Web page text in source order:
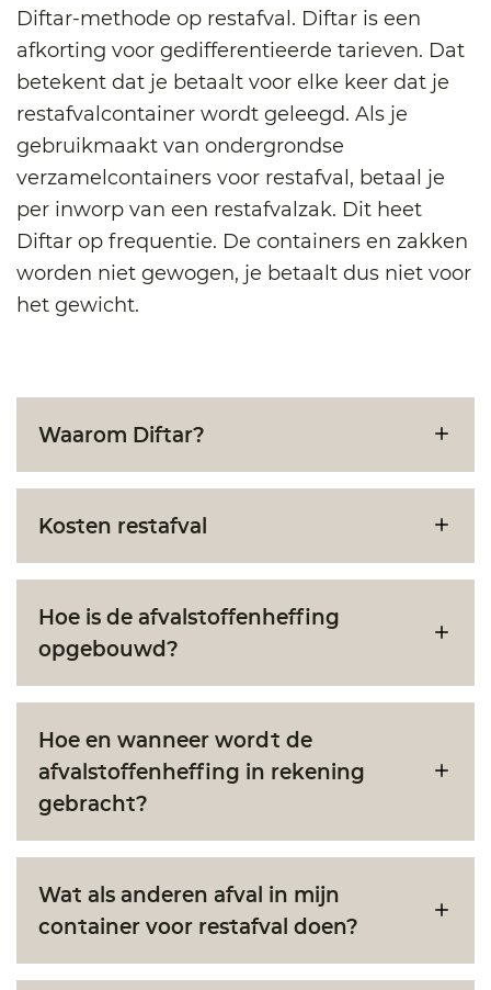
Diftar-methode op restafval. Diftar is een
afkorting voor gedifferentieerde tarieven. Dat
betekent dat je betaalt voor elke keer dat je
restafvalcontainer wordt geleegd. Als je
gebruikmaakt van ondergrondse
verzamelcontainers voor restafval, betaal je
per inworp van een restafvalzak. Dit heet
Diftar op frequentie. De containers en zakken
worden niet gewogen, je betaalt dus niet voor
het gewicht.
Waarom Diftar?
Kosten restafval
Hoe is de afvalstoffenheffing
opgebouwd?
Hoe en wanneer wordt de
afvalstoffenheffing in rekening
gebracht?
Wat als anderen afval in mijn
container voor restafval doen?